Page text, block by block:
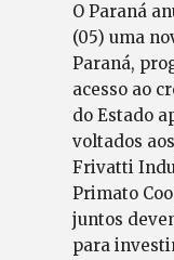
O Paraná
(05) uma
Paraná,
acesso ao
do Estado
voltados
Frivatti
Primato
juntos
para